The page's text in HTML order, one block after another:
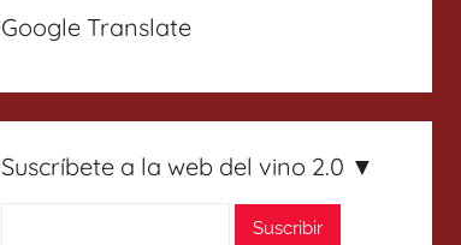
Google Translate
Suscríbete a la web del vino 2.0 ▼